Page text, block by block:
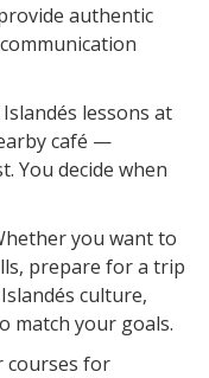
authentic
lessons at
café —
You decide when
you want to
prepare for a trip
culture,
match your goals.
courses for